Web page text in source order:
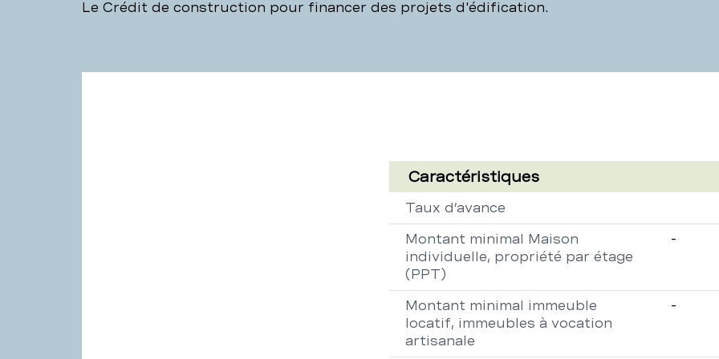
Le Crédit de construction pour financer des projets d'édification.
de
construction
Caractéristiques
Propriété
Taux d’avance
Montant minimal Maison
individuelle, propriété par étage
(PPT)
-
Montant minimal immeuble
locatif, immeubles à vocation
artisanale
-